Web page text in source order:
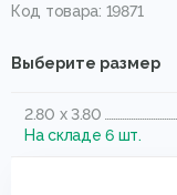
Код товара: 19871
Выберите размер
2.80 x 3.80
На складе 6 шт.